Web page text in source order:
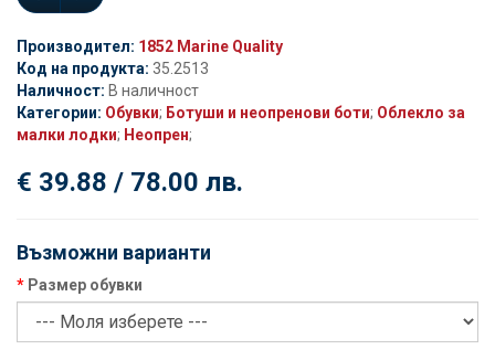
Производител: 1852 Marine Quality
Код на продукта: 35.2513
Наличност: В наличност
Категории: Обувки; Ботуши и неопренови боти; Облекло за
малки лодки; Неопрен;
€ 39.88 / 78.00 лв.
Възможни варианти
Размер обувки